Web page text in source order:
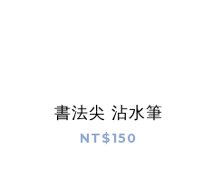
書法尖 沾水筆
NT$150